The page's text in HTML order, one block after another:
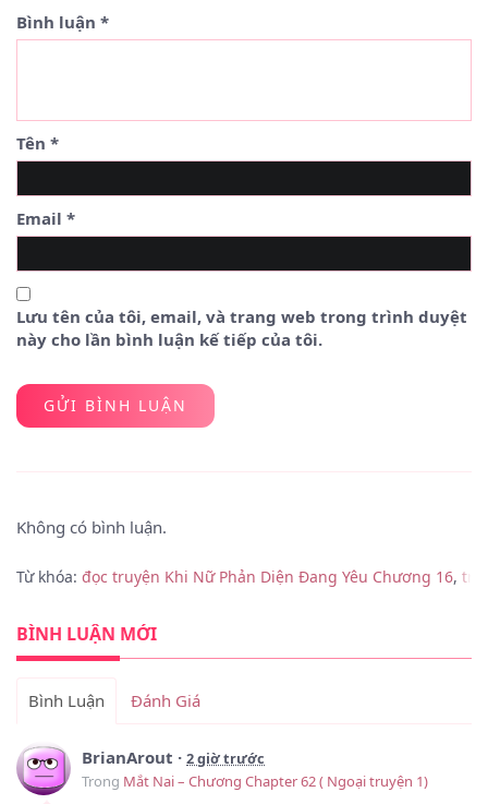
Bình luận *
Tên *
Email *
Lưu tên của tôi, email, và trang web trong trình duyệt
này cho lần bình luận kế tiếp của tôi.
Không có bình luận.
Từ khóa: đọc truyện Khi Nữ Phản Diện Đang Yêu Chương 16,
BÌNH LUẬN MỚI
Bình Luận Đánh Giá
BrianArout · 2 giờ trước
Trong Mắt Nai – Chương Chapter 62 ( Ngoại truyện 1)